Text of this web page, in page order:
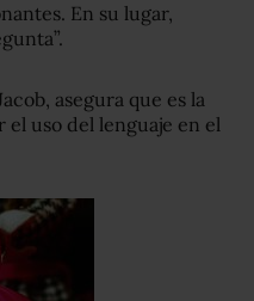
En su lugar,
asegura que es la
uso del lenguaje en el